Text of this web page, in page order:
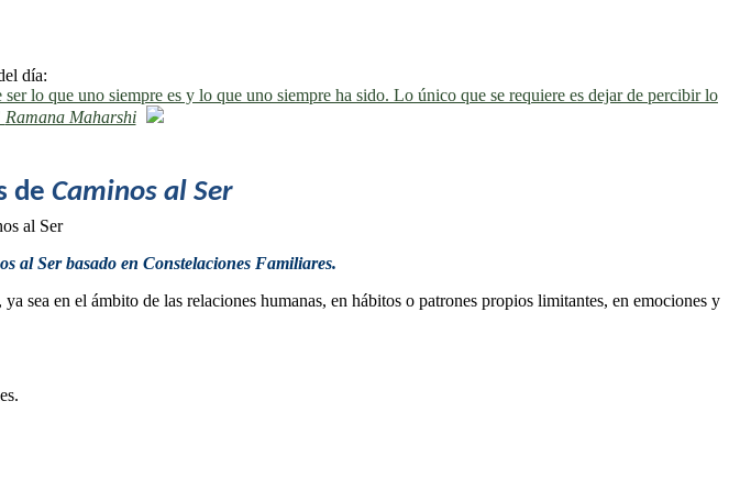
día:
lo que uno siempre es y lo que uno siempre ha sido. Lo único que se requiere es dejar de percibir lo
Ramana Maharshi
de Caminos al Ser
al Ser basado en Constelaciones Familiares.
sea en el ámbito de las relaciones humanas, en hábitos o patrones propios limitantes, en emociones y